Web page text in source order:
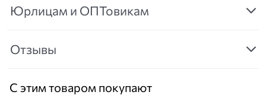
Юрлицам и ОПТовикам
Отзывы
С этим товаром покупают